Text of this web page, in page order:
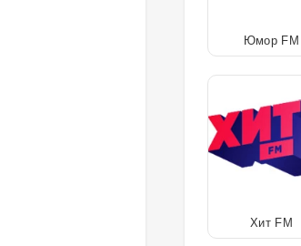
Юмор FM
Хит FM